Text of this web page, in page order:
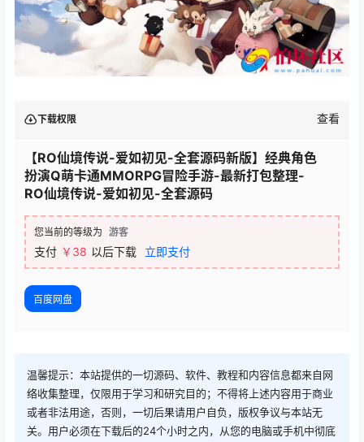
下载权限 查看
【RO仙境传说-爱如初见-全套源码新版】经典角色
扮演Q萌卡通MMORPG冒险手游-最新打包整理-
RO仙境传说-爱如初见-全套源码
您当前的等级为 游客
支付 ￥38 以后下载 立即支付
百度网盘
温馨提示：本站提供的一切源码、软件、教程和内容信息都来自网
络收集整理，仅限用于学习和研究目的；不得将上述内容用于商业
或者非法用途，否则，一切后果请用户自负，版权争议与本站无
关。用户必须在下载后的24个小时之内，从您的电脑或手机中彻底